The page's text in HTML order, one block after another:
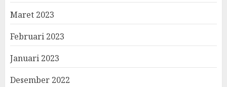
Maret 2023
Februari 2023
Januari 2023
Desember 2022